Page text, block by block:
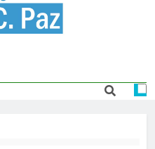
C. Paz